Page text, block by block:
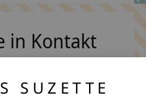
in Kontakt
SUZETTE